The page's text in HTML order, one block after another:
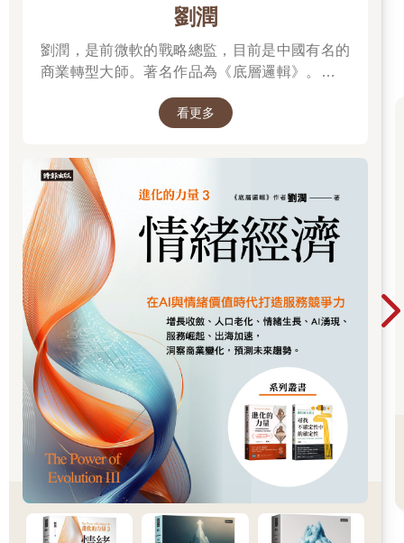
劉潤
劉潤，是前微軟的戰略總監，目前是中國有名的
商業轉型大師。著名作品為《底層邏輯》。唯有
的世界中，認清所有真相！
看更多